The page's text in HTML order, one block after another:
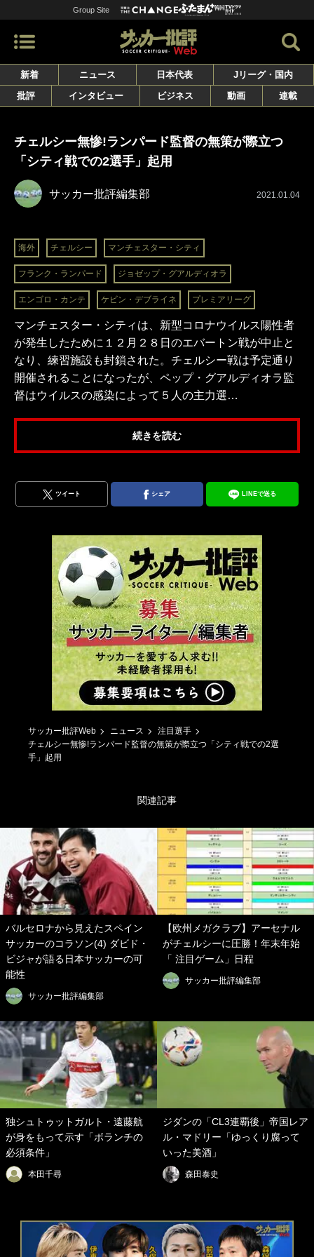
Group Site
新着 ニュース 日本代表
Jリーグ・国内
批評
インタビュー ビジネス 動画 連載
チェルシー無惨!ランパード監督の無策が際立つ
「シティ戦での2選手」起用
サッカー批評編集部 2021.01.04
海外 チェルシー マンチェスター・シティ
フランク・ランパード ジョゼップ・グアルディオラ
エンゴロ・カンテ ケビン・デブライネ プレミアリーグ
マンチェスター・シティは、新型コロナウイルス陽性者
が発生したために１２月２８日のエバートン戦が中止と
なり、練習施設も封鎖された。チェルシー戦は予定通り
開催されることになったが、ペップ・グアルディオラ監
督はウイルスの感染によって５人の主力選…
続きを読む
ツイート シェア LINEで送る
サッカー批評Web ニュース
注目選手
チェルシー無惨!ランパード監督の無策が際立つ「シティ戦での2選
手」起用
関連記事
バルセロナから見えたスペイン
サッカーのコラソン(4) ダビド・
ビジャが語る日本サッカーの可
能性
サッカー批評編集部
【欧州メガクラブ】アーセナル
がチェルシーに圧勝！年末年始
「 注目ゲーム」日程
サッカー批評編集部
独シュトゥットガルト・遠藤航
が身をもって示す「ボランチの
必須条件」
本田千尋
ジダンの「CL3連覇後」帝国レア
ル・マドリー「ゆっくり腐って
いった美酒」
森田泰史